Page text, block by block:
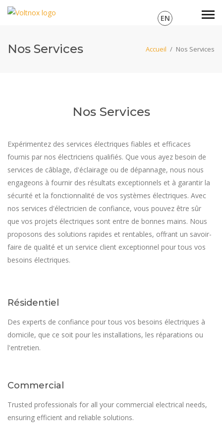
EN
Nos Services Accueil / Nos Services
Nos Services
Expérimentez des services électriques fiables et efficaces
fournis par nos électriciens qualifiés. Que vous ayez besoin de
services de câblage, d'éclairage ou de dépannage, nous nous
engageons à fournir des résultats exceptionnels et à garantir la
sécurité et la fonctionnalité de vos systèmes électriques. Avec
nos services d'électricien de confiance, vous pouvez être sûr
que vos projets électriques sont entre de bonnes mains. Nous
proposons des solutions rapides et rentables, offrant un savoir-
faire de qualité et un service client exceptionnel pour tous vos
besoins électriques.
Résidentiel
Des experts de confiance pour tous vos besoins électriques à
domicile, que ce soit pour les installations, les réparations ou
l'entretien.
Commercial
Trusted professionals for all your commercial electrical needs,
ensuring efficient and reliable solutions.